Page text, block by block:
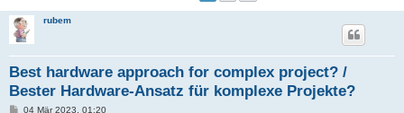
rubem
Best hardware approach for complex project? /
Bester Hardware-Ansatz für komplexe Projekte?
B04 Mär 2023, 01:20